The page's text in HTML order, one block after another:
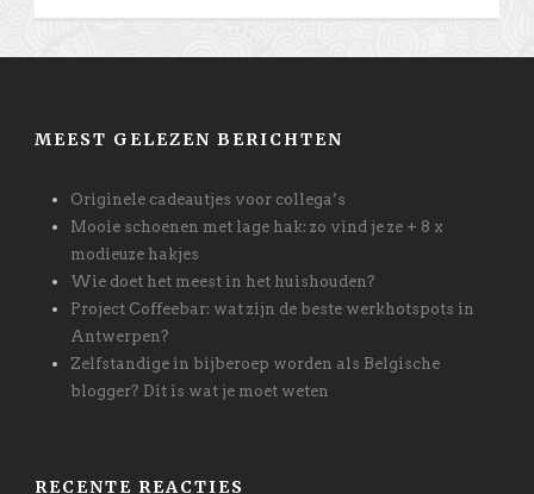
MEEST GELEZEN BERICHTEN
Originele cadeautjes voor collega’s
Mooie schoenen met lage hak: zo vind je ze + 8 x
modieuze hakjes
Wie doet het meest in het huishouden?
Project Coffeebar: wat zijn de beste werkhotspots in
Antwerpen?
Zelfstandige in bijberoep worden als Belgische
blogger? Dit is wat je moet weten
RECENTE REACTIES